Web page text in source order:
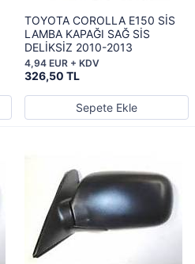
TOYOTA COROLLA E150 SİS
LAMBA KAPAĞI SAĞ SİS
DELİKSİZ 2010-2013
326,50 TL
4,94 EUR + KDV
Sepete Ekle